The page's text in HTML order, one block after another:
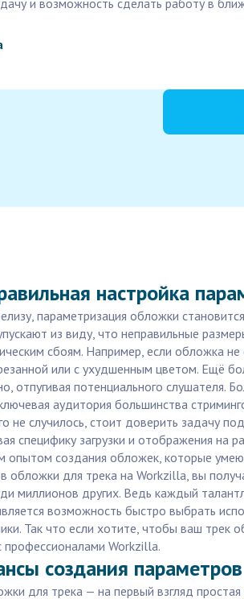
и возможность сделать работу в
настройка
параметризация обложки
из виду, что неправильные
сбоям. Например, если обложка не
или с ухудшенным цветом. Ещё
отпугивая потенциального
аудитория большинства
не случилось, стоит доверить задачу
специфику загрузки и отображения
опытом создания обложек, которые
обложки для трека на Workzilla, вы
миллионов других. Ведь каждый
возможность быстро выбрать
Так что если хотите, чтобы ваш
профессионалами Workzilla.
создания
для трека — на первый взгляд